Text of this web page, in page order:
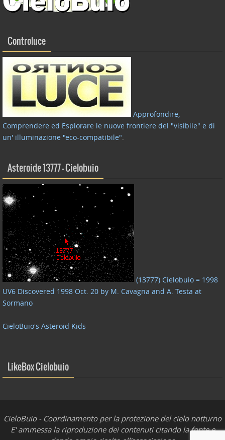
Controluce
Approfondire,
Comprendere ed Esplorare le nuove frontiere del "visibile" e di
un' illuminazione "eco-compatibile".
Asteroide 13777 – Cielobuio
(13777) Cielobuio = 1998
UV6 Discovered 1998 Oct. 20 by M. Cavagna and A. Testa at
Sormano
CieloBuio's Asteroid Kids
LikeBox Cielobuio
CieloBuio - Coordinamento per la protezione del cielo notturno
E' ammessa la riproduzione dei contenuti citando la fonte e